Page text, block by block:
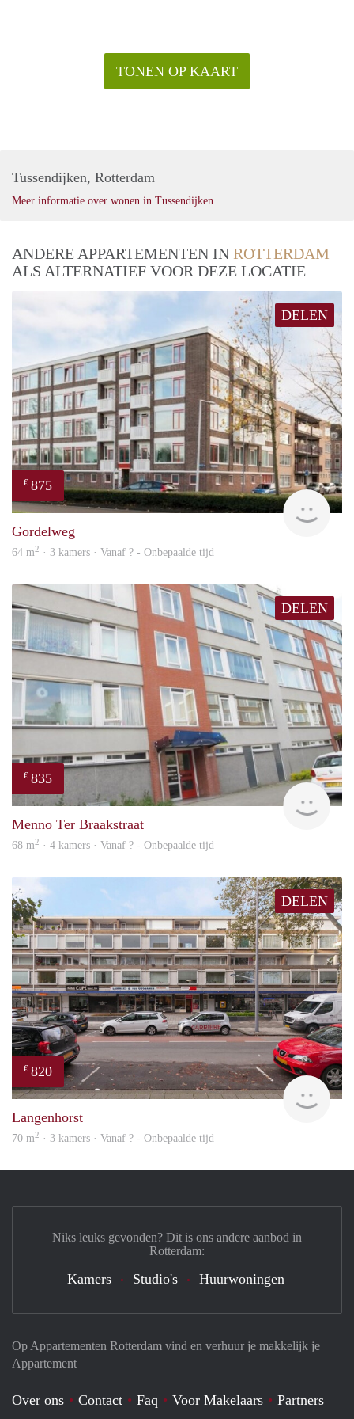
TONEN OP KAART
Tussendijken, Rotterdam
Meer informatie over wonen in Tussendijken
ANDERE APPARTEMENTEN IN ROTTERDAM
ALS ALTERNATIEF VOOR DEZE LOCATIE
DELEN
€ 875
Gordelweg
64 m2 · 3 kamers · Vanaf ? - Onbepaalde tijd
DELEN
€ 835
Menno Ter Braakstraat
68 m2 · 4 kamers · Vanaf ? - Onbepaalde tijd
DELEN
€ 820
Langenhorst
70 m2 · 3 kamers · Vanaf ? - Onbepaalde tijd
Op Appartementen Rotterdam vind en verhuur je makkelijk je
Appartement
Over ons Contact Faq Voor Makelaars Partners
Niks leuks gevonden? Dit is ons andere aanbod in
Rotterdam:
Kamers Studio's Huurwoningen